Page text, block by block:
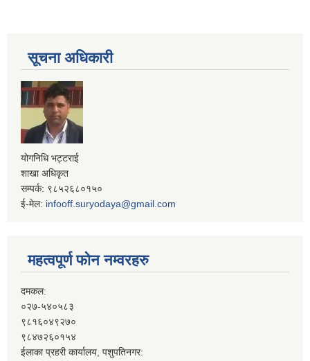
सूचना अधिकारी
योगनिधि भट्टराई
शाखा अधिकृत
सम्पर्क: ९८५२६८०१५०
ई-मेल: infooff.suryodaya@gmail.com
महत्वपूर्ण फोन नम्वरहरु
दमकल:
०२७-५४०५८३
९८१६०४९२७०
९८४७२६०१५४
ईलाका प्रहरी कार्यालय, पशुपतिनगर: